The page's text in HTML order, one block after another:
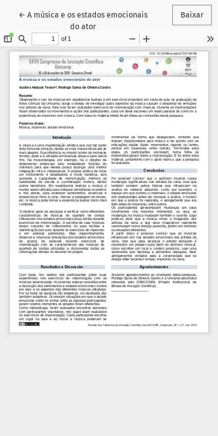
← Voltar aos Detalhes do Artigo
A música e os estados emocionais
do ator
Baixar